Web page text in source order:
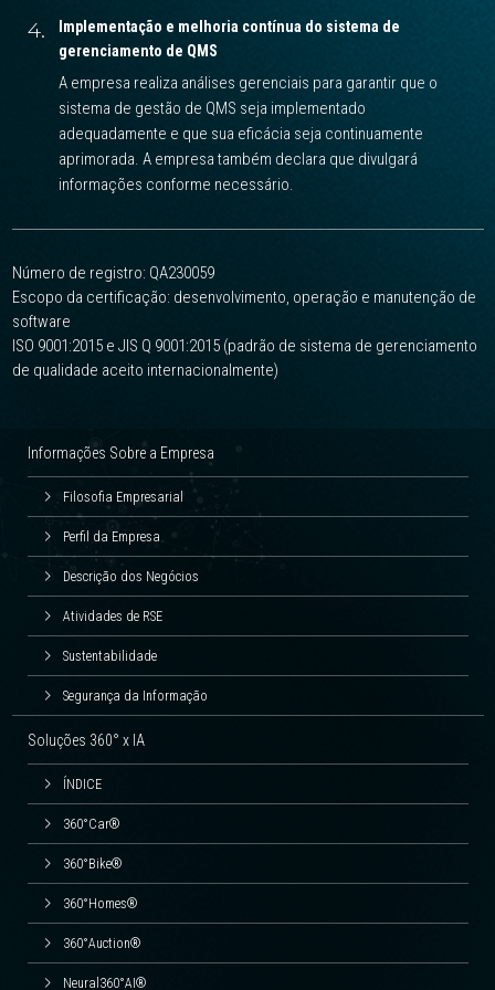
4.
Implementação e melhoria contínua do sistema de
gerenciamento de QMS
A empresa realiza análises gerenciais para garantir que o
sistema de gestão de QMS seja implementado
adequadamente e que sua eficácia seja continuamente
aprimorada. A empresa também declara que divulgará
informações conforme necessário.
Número de registro: QA230059
Escopo da certificação: desenvolvimento, operação e manutenção de
software
ISO 9001:2015 e JIS Q 9001:2015 (padrão de sistema de gerenciamento
de qualidade aceito internacionalmente)
Informações Sobre a Empresa
Filosofia Empresarial
Perfil da Empresa
Descrição dos Negócios
Atividades de RSE
Sustentabilidade
Segurança da Informação
Soluções 360° x IA
ÍNDICE
360°Car®
360°Bike®
360°Homes®
360°Auction®
Neural360°AI®